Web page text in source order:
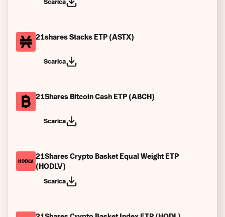
Issuer Specific Summaries
Statuto
Scenari di performance precedenti
Scarica
21shares Stacks ETP (ASTX)
Scarica
21Shares Bitcoin Cash ETP (ABCH)
Scarica
21Shares Crypto Basket Equal Weight ETP
(HODLV)
Scarica